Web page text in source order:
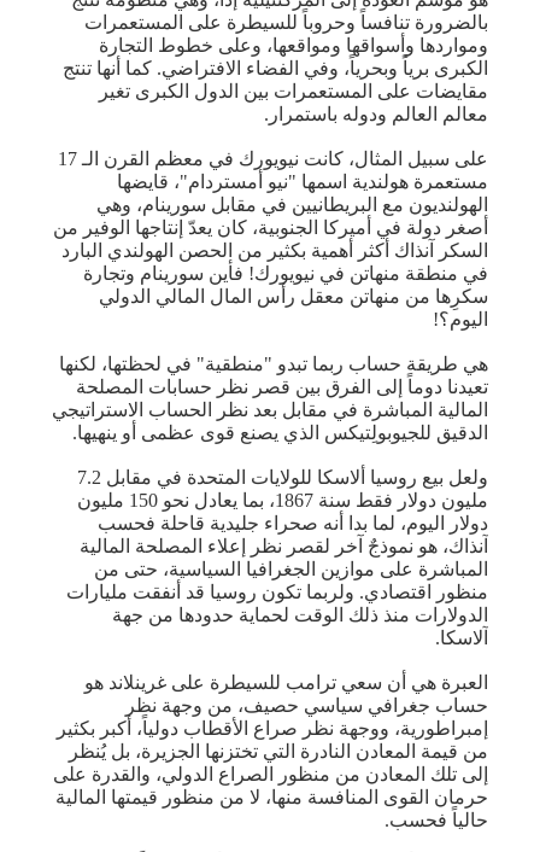
بالضرورة تنافساً وحروباً للسيطرة على المستعمرات
ومواردها وأسواقها ومواقعها، وعلى خطوط التجارة
الكبرى برياً وبحرياً، وفي الفضاء الافتراضي. كما أنها تنتج
مقايضات على المستعمرات بين الدول الكبرى تغير
معالم العالم ودوله باستمرار.
على سبيل المثال، كانت نيويورك في معظم القرن الـ 17
مستعمرة هولندية اسمها "نيو أمستردام"، قايضها
الهولنديون مع البريطانيين في مقابل سورينام، وهي
أصغر دولة في أميركا الجنوبية، كان يعدّ إنتاجها الوفير من
السكر آنذاك أكثر أهمية بكثير من الحصن الهولندي البارد
في منطقة منهاتن في نيويورك! فأين سورينام وتجارة
سكرِها من منهاتن معقل رأس المال المالي الدولي
اليوم؟!
هي طريقة حساب ربما تبدو "منطقية" في لحظتها، لكنها
تعيدنا دوماً إلى الفرق بين قصر نظر حسابات المصلحة
المالية المباشرة في مقابل بعد نظر الحساب الاستراتيجي
الدقيق للجيوبولِتيكس الذي يصنع قوى عظمى أو ينهيها.
ولعل بيع روسيا ألاسكا للولايات المتحدة في مقابل 7.2
مليون دولار فقط سنة 1867، بما يعادل نحو 150 مليون
دولار اليوم، لما بدا أنه صحراء جليدية قاحلة فحسب
آنذاك، هو نموذجٌ آخر لقصر نظر إعلاء المصلحة المالية
المباشرة على موازين الجغرافيا السياسية، حتى من
منظور اقتصادي. ولربما تكون روسيا قد أنفقت مليارات
الدولارات منذ ذلك الوقت لحماية حدودها من جهة
آلاسكا.
العبرة هي أن سعي ترامب للسيطرة على غرينلاند هو
حساب جغرافي سياسي حصيف، من وجهة نظر
إمبراطورية، ووجهة نظر صراع الأقطاب دولياً، أكبر بكثير
من قيمة المعادن النادرة التي تختزنها الجزيرة، بل يُنظر
إلى تلك المعادن من منظور الصراع الدولي، والقدرة على
حرمان القوى المنافسة منها، لا من منظور قيمتها المالية
حالياً فحسب.